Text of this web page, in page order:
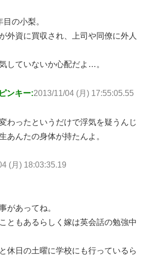
の小梨。
外資に買収され、上司や同僚に外人
していないか心配だよ…。
ンキー:2013/11/04 (月) 17:55:05.55
わったというだけで浮気を疑うんじ
あんたの身体が持たんよ。
(月) 18:03:35.19
があってね。
ともあるらしく嫁は英会話の勉強中
休日の土曜に学校にも行っているら